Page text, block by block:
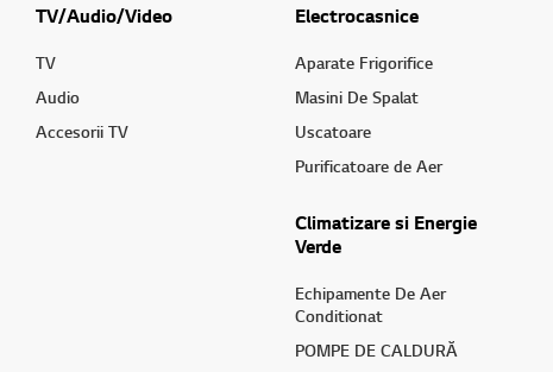
TV/Audio/Video
TV
Audio
Accesorii TV
Electrocasnice
Aparate Frigorifice
Masini De Spalat
Uscatoare
Purificatoare de Aer
Climatizare si Energie
Verde
Echipamente De Aer
Conditionat
POMPE DE CALDURĂ